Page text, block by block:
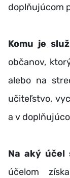
doplňujúcom
Komu je
občanov,
alebo na
učiteľstvo,
a v
Na aký účel
účelom